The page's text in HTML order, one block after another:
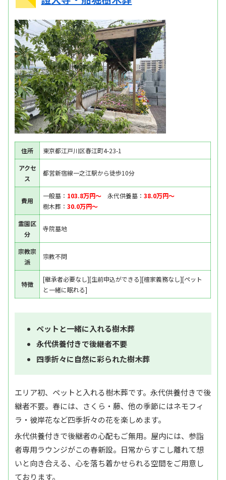
住所
東京都江戸川区春江町4-23-1
アクセ
ス
都営新宿線一之江駅から徒歩10分
費用
一般墓： 103.8万円〜 永代供養墓：38.0万円〜
樹木葬：30.0万円〜
霊園区
分
寺院墓地
宗教宗
派
宗教不問
特徴
[継承者必要なし][生前申込ができる][檀家義務なし][ペット
と一緒に眠れる]
ペットと一緒に入れる樹木葬
永代供養付きで後継者不要
四季折々に自然に彩られた樹木葬
エリア初、ペットと入れる樹木葬です。永代供養付きで後
継者不要。春には、さくら・藤、他の季節にはネモフィ
ラ・彼岸花など四季折々の花を楽しめます。
永代供養付きで後継者の心配もご無用。屋内には、参詣
者専用ラウンジがこの春新設。日常からすこし離れて想
いと向き合える、心を落ち着かせられる空間をご用意し
ております。